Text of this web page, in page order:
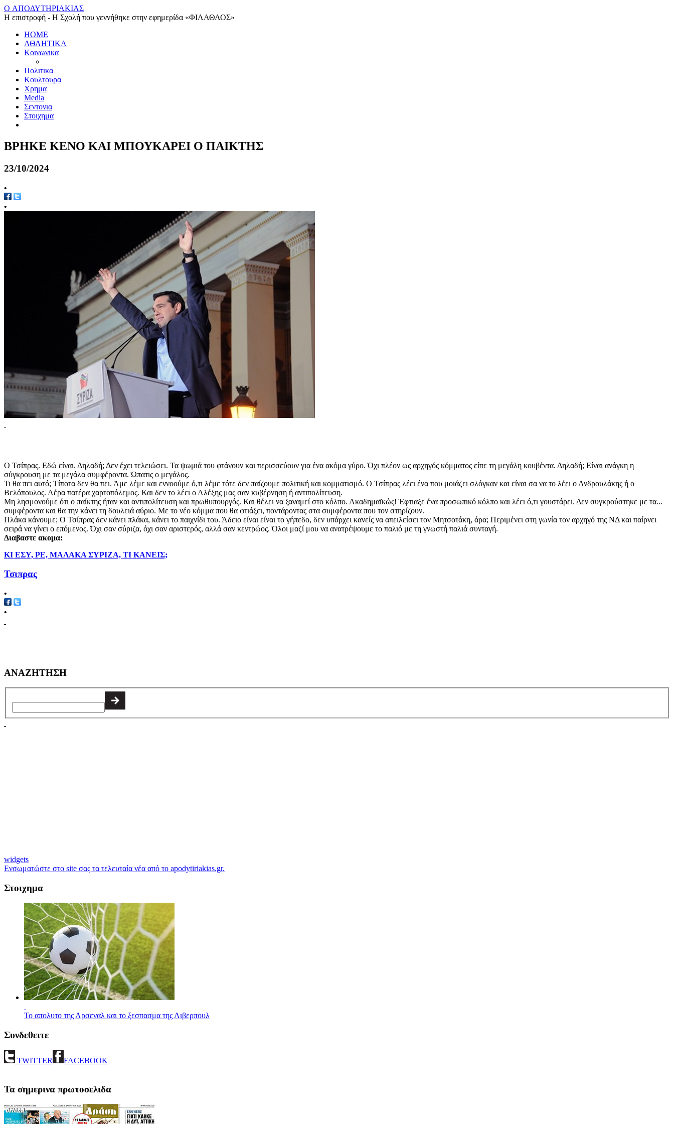
O ΑΠΟΔΥΤΗΡΙΑΚΙΑΣ
Η επιστροφή - Η Σχολή που γεννήθηκε στην εφημερίδα «ΦΙΛΑΘΛΟΣ»
HOME
ΑΘΛΗΤΙΚΑ
Κοινωνικα
Πολιτικα
Κουλτουρα
Χρημα
Media
Σεντονια
Στοιχημα
ΒΡΗΚΕ ΚΕΝΟ ΚΑΙ ΜΠΟΥΚΑΡΕΙ Ο ΠΑΙΚΤΗΣ
23/10/2024
•
•
Ο Τσίπρας. Εδώ είναι. Δηλαδή; Δεν έχει τελειώσει. Τα ψωμιά του φτάνουν και περισσεύουν για ένα ακόμα γύρο. Όχι πλέον ως αρχηγός κόμματος είπε τη μεγάλη κουβέντα. Δηλαδή; Είναι ανάγκη η
σύγκρουση με τα μεγάλα συμφέροντα. Ώπατις ο μεγάλος.
Τι θα πει αυτό; Τίποτα δεν θα πει. Άμε λέμε και εννοούμε ό,τι λέμε τότε δεν παίζουμε πολιτική και κομματισμό. Ο Τσίπρας λέει ένα που μοιάζει σλόγκαν και είναι σα να το λέει ο Ανδρουλάκης ή ο
Βελόπουλος. Αέρα πατέρα χαρτοπόλεμος. Και δεν το λέει ο Αλέξης μας σαν κυβέρνηση ή αντιπολίτευση.
Μη λησμονούμε ότι ο παίκτης ήταν και αντιπολίτευση και πρωθυπουργός. Και θέλει να ξαναμεί στο κόλπο. Ακαδημαϊκώς! Έφτιαξε ένα προσωπικό κόλπο και λέει ό,τι γουστάρει. Δεν συγκρούστηκε με τα...
συμφέροντα και θα την κάνει τη δουλειά αύριο. Με το νέο κόμμα που θα φτιάξει, ποντάροντας στα συμφέροντα που τον στηρίζουν.
Πλάκα κάνουμε; Ο Τσίπρας δεν κάνει πλάκα, κάνει το παιχνίδι του. Άδειο είναι είναι το γήπεδο, δεν υπάρχει κανείς να απειλείσει τον Μητσοτάκη, άρα; Περιμένει στη γωνία τον αρχηγό της ΝΔ και παίρνει
σειρά να γίνει ο επόμενος. Όχι σαν σύριζα, όχι σαν αριστερός, αλλά σαν κεντρώος. Όλοι μαζί μου να ανατρέψουμε το παλιό με τη γνωστή παλιά συνταγή.
Διαβαστε ακομα:
ΚΙ ΕΣΥ, ΡΕ, ΜΑΛΑΚΑ ΣΥΡΙΖΑ, ΤΙ ΚΑΝΕΙΣ;
Τσιπρας
•
•
ΑΝΑΖΗΤΗΣΗ
widgets
Ενσωματώστε στο site σας τα τελευταία νέα από το apodytiriakias.gr.
Στοιχημα
Το απολυτο της Αρσεναλ και το ξεσπασμα της Λιβερπουλ
Συνδεθειτε
TWITTER FACEBOOK
Τα σημερινα πρωτοσελιδα